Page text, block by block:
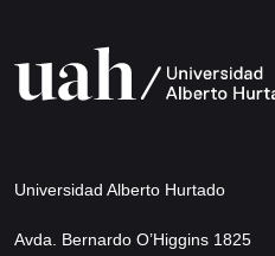
Universidad Alberto Hurtado
Avda. Bernardo O’Higgins 1825